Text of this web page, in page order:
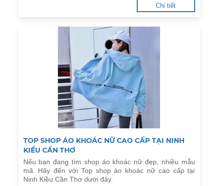
Chi tiết
TOP SHOP ÁO KHOÁC NỮ CAO CẤP TẠI NINH
KIỀU CẦN THƠ
Nếu bạn đang tìm shop áo khoác nữ đẹp, nhiều mẫu
mã. Hãy đến với Top shop áo khoác nữ cao cấp tại
Ninh Kiều Cần Thơ dưới đây.